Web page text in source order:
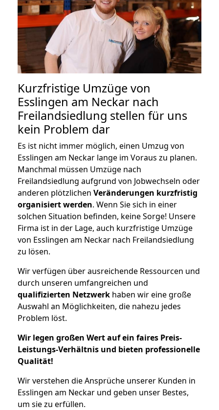
Kurzfristige Umzüge von
Esslingen am Neckar nach
Freilandsiedlung stellen für uns
kein Problem dar
Es ist nicht immer möglich, einen Umzug von
Esslingen am Neckar lange im Voraus zu planen.
Manchmal müssen Umzüge nach
Freilandsiedlung aufgrund von Jobwechseln oder
anderen plötzlichen Veränderungen kurzfristig
organisiert werden. Wenn Sie sich in einer
solchen Situation befinden, keine Sorge! Unsere
Firma ist in der Lage, auch kurzfristige Umzüge
von Esslingen am Neckar nach Freilandsiedlung
zu lösen.
Wir verfügen über ausreichende Ressourcen und
durch unseren umfangreichen und
qualifizierten Netzwerk haben wir eine große
Auswahl an Möglichkeiten, die nahezu jedes
Problem löst.
Wir legen großen Wert auf ein faires Preis-
Leistungs-Verhältnis und bieten professionelle
Qualität!
Wir verstehen die Ansprüche unserer Kunden in
Esslingen am Neckar und geben unser Bestes,
um sie zu erfüllen.